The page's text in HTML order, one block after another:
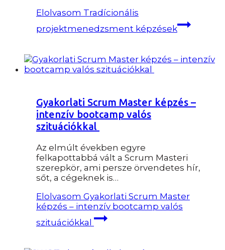
Elolvasom Tradícionális
projektmenedzsment képzések
Gyakorlati Scrum Master képzés –
intenzív bootcamp valós
szituációkkal
Az elmúlt években egyre
felkapottabbá vált a Scrum Masteri
szerepkör, ami persze örvendetes hír,
sőt, a cégeknek is…
Elolvasom Gyakorlati Scrum Master
képzés – intenzív bootcamp valós
szituációkkal